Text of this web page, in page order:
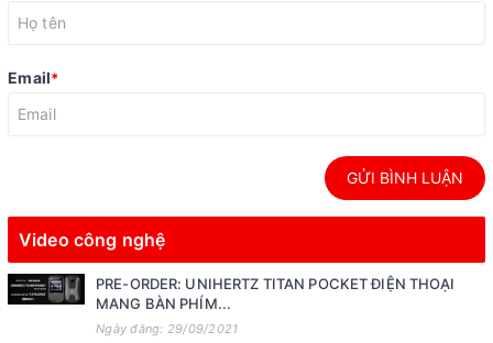
Email*
GỬI BÌNH LUẬN
Video công nghệ
PRE-ORDER: UNIHERTZ TITAN POCKET ĐIỆN THOẠI
MANG BÀN PHÍM...
Ngày đăng: 29/09/2021